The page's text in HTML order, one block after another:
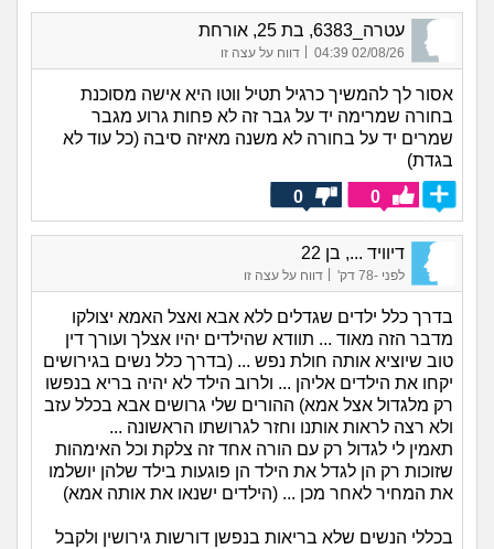
עטרה_6383, בת 25, אורחת
02/08/26 04:39
| דווח על עצה זו
אסור לך להמשיך כרגיל תטיל ווטו היא אישה מסוכנת
בחורה שמרימה יד על גבר זה לא פחות גרוע מגבר
שמרים יד על בחורה לא משנה מאיזה סיבה (כל עוד לא
בגדת)
0
0
דיוויד ..., בן 22
לפני -78 דק' דווח על עצה זו
בדרך כלל ילדים שגדלים ללא אבא ואצל האמא יצולקו
מדבר הזה מאוד ... תוודא שהילדים יהיו אצלך ועורך דין
טוב שיוציא אותה חולת נפש ... (בדרך כלל נשים בגירושים
יקחו את הילדים אליהן ... ולרוב הילד לא יהיה בריא בנפשו
רק מלגדול אצל אמא) ההורים שלי גרושים אבא בכלל עזב
ולא רצה לראות אותנו וחזר לגרושתו הראשונה ...
תאמין לי לגדול רק עם הורה אחד זה צלקת וכל האימהות
שזוכות רק הן לגדל את הילד הן פוגעות בילד שלהן יושלמו
את המחיר לאחר מכן ... (הילדים ישנאו את אותה אמא)
בכללי הנשים שלא בריאות בנפשן דורשות גירושין ולקבל